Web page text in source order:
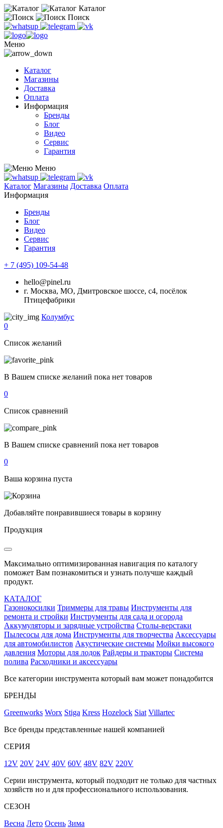
Каталог
Поиск
Меню
Каталог
Магазины
Доставка
Оплата
Информация
Бренды
Блог
Видео
Сервис
Гарантия
Меню
Каталог Магазины Доставка Оплата
Информация
Бренды
Блог
Видео
Сервис
Гарантия
+ 7 (495) 109-54-48
hello@pinel.ru
г. Москва, МО, Дмитровское шоссе, с4, посёлок
Птицефабрики
Колумбус
0
Список желаний
В Вашем списке желаний пока нет товаров
0
Список сравнений
В Вашем списке сравнений пока нет товаров
0
Ваша корзина пуста
Добавляйте понравившиеся товары в корзину
Продукция
Максимально оптимизированная навигация по каталогу
поможет Вам познакомиться и узнать получше каждый
продукт.
КАТАЛОГ
Газонокосилки Триммеры для травы Инструменты для
ремонта и стройки Инструменты для сада и огорода
Аккумуляторы и зарядные устройства Столы-верстаки
Пылесосы для дома Инструменты для творчества Аксессуары
для автомобилистов Акустические системы Мойки высокого
давления Моторы для лодок Райдеры и тракторы Система
полива Расходники и аксессуары
Все категории инструмента который вам может понадобится
БРЕНДЫ
Greenworks Worx Stiga Kress Hozelock Siat Villartec
Все бренды представленные нашей компанией
СЕРИЯ
12V 20V 24V 40V 60V 48V 82V 220V
Серии инструмента, который подходит не только для частных
хозяйств но и для профессионального использования.
СЕЗОН
Весна Лето Осень Зима